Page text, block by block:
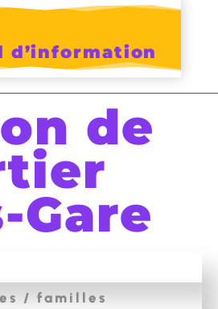
d’information
de
Gare
/ familles